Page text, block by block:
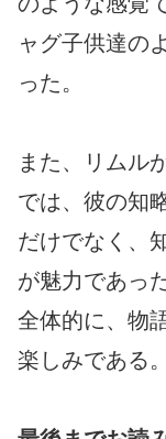
ャグ子供達の
った。
また、リムル
では、彼の知
だけでなく、
が魅力であった
全体的に、物
楽しみである。